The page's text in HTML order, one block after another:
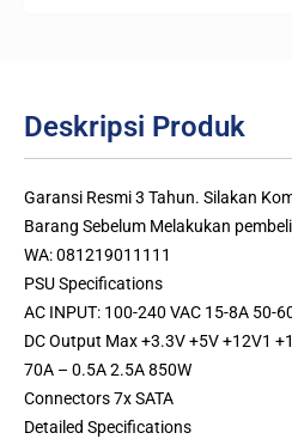
Deskripsi Produk
Garansi Resmi 3 Tahun. Silakan
Barang Sebelum Melakukan
WA: 081219011111
PSU Specifications
AC INPUT: 100-240 VAC 15-8A 50-
DC Output Max +3.3V +5V +12V1
70A – 0.5A 2.5A 850W
Connectors 7x SATA
Detailed Specifications